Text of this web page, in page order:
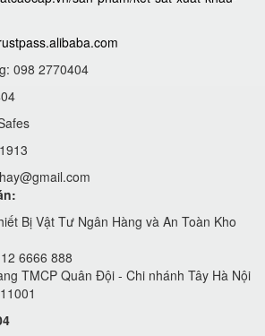
098 2770404
Bị Vật Tư Ngân Hàng và An Toàn Kho
6666 888
TMCP Quân Đội - Chi nhánh Tây Hà Nội